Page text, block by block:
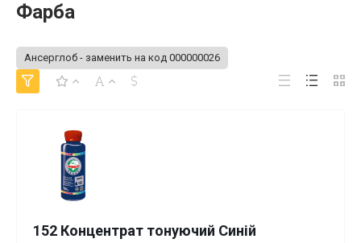
Фарба
Ансерглоб - заменить на код 000000026
152 Концентрат тонуючий Синій